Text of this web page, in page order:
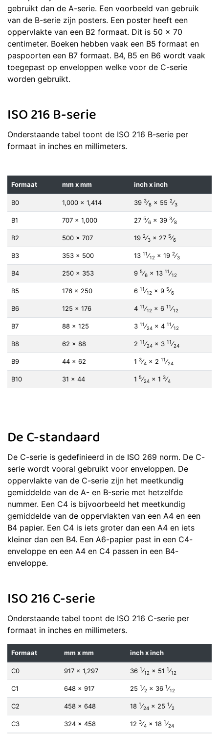
gebruikt dan de A-serie. Een voorbeeld van gebruik
van de B-serie zijn posters. Een poster heeft een
oppervlakte van een B2 formaat. Dit is 50 x 70
centimeter. Boeken hebben vaak een B5 formaat en
paspoorten een B7 formaat. B4, B5 en B6 wordt vaak
toegepast op enveloppen welke voor de C-serie
worden gebruikt.
ISO 216 B-serie
Onderstaande tabel toont de ISO 216 B-serie per
formaat in inches en millimeters.
Formaat mm x mm inch x inch
B0 1,000 × 1,414 39 3⁄8 × 55 2⁄3
B1 707 × 1,000 27 5⁄6 × 39 3⁄8
B2 500 × 707 19 2⁄3 × 27 5⁄6
B3 353 × 500 13 11⁄12 × 19 2⁄3
B4 250 × 353 9 5⁄6 × 13 11⁄12
B5 176 × 250 6 11⁄12 × 9 5⁄6
B6 125 × 176 4 11⁄12 × 6 11⁄12
B7 88 × 125 3 11⁄24 × 4 11⁄12
B8 62 × 88 2 11⁄24 × 3 11⁄24
B9 44 × 62 1 3⁄4 × 2 11⁄24
B10 31 × 44 1 5⁄24 × 1 3⁄4
De C-standaard
De C-serie is gedefinieerd in de ISO 269 norm. De C-
serie wordt vooral gebruikt voor enveloppen. De
oppervlakte van de C-serie zijn het meetkundig
gemiddelde van de A- en B-serie met hetzelfde
nummer. Een C4 is bijvoorbeeld het meetkundig
gemiddelde van de oppervlakten van een A4 en een
B4 papier. Een C4 is iets groter dan een A4 en iets
kleiner dan een B4. Een A6-papier past in een C4-
enveloppe en een A4 en C4 passen in een B4-
enveloppe.
ISO 216 C-serie
Onderstaande tabel toont de ISO 216 C-serie per
formaat in inches en millimeters.
Formaat mm x mm inch x inch
C0 917 × 1,297 36 1⁄12 × 51 1⁄12
C1 648 × 917 25 1⁄2 × 36 1⁄12
C2 458 × 648 18 1⁄24 × 25 1⁄2
C3 324 × 458 12 3⁄4 × 18 1⁄24